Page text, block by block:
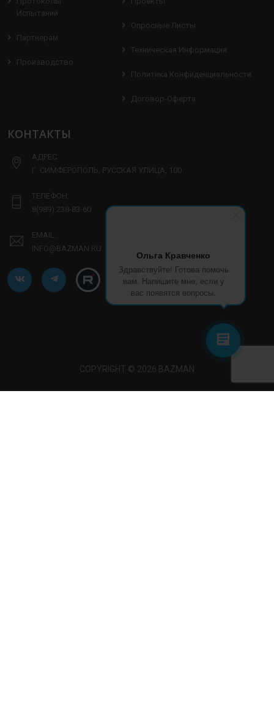
Ольга Кравченко
Здравствуйте! Готова помочь
вам. Напишите мне, если у
вас появятся вопросы.
Испытаний
Партнерам
Производство
Опросные Листы
Техническая Информация
Политика Конфиденциальности
Договор-Оферта
КОНТАКТЫ
АДРЕС:
Г. СИМФЕРОПОЛЬ, РУССКАЯ УЛИЦА, 100
ТЕЛЕФОН:
8(989) 238-83-60
EMAIL:
INFO@BAZMAN.RU
COPYRIGHT © 2026 BAZMAN